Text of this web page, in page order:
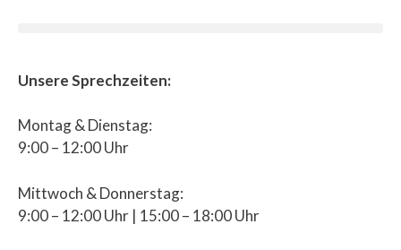
Unsere Sprechzeiten:
Montag & Dienstag:
9:00 – 12:00 Uhr
Mittwoch & Donnerstag:
9:00 – 12:00 Uhr | 15:00 – 18:00 Uhr